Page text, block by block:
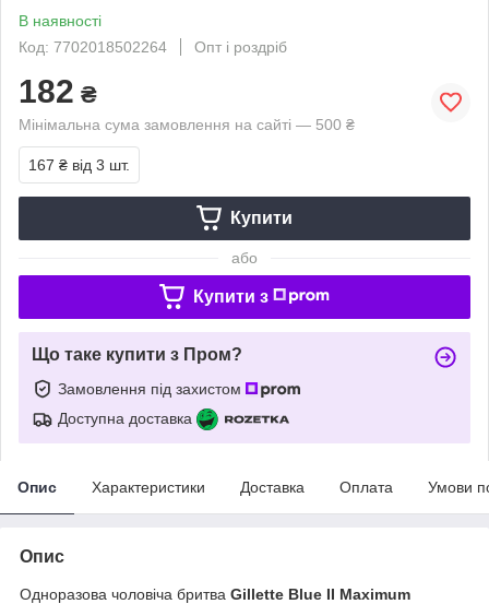
В наявності
Код: 7702018502264
Опт і роздріб
182 ₴
Мінімальна сума замовлення на сайті — 500 ₴
167 ₴ від 3 шт.
Купити
або
Купити з
Що таке купити з Пром?
Замовлення під захистом
Доступна доставка
Опис Характеристики Доставка Оплата Умови
Опис
Одноразова чоловіча бритва Gillette Blue II Maximum